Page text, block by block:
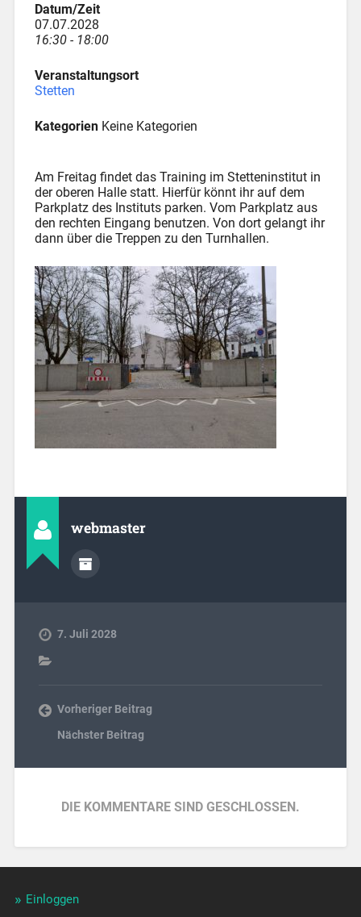
Datum/Zeit
07.07.2028
16:30 - 18:00
Veranstaltungsort
Stetten
KategorienKeine Kategorien
Am Freitag findet das Training im Stetteninstitut in
der oberen Halle statt. Hierfür könnt ihr auf dem
Parkplatz des Instituts parken. Vom Parkplatz aus
den rechten Eingang benutzen. Von dort gelangt ihr
dann über die Treppen zu den Turnhallen.
webmaster
7. Juli 2028
Vorheriger Beitrag
Nächster Beitrag
DIE KOMMENTARE SIND GESCHLOSSEN.
Einloggen